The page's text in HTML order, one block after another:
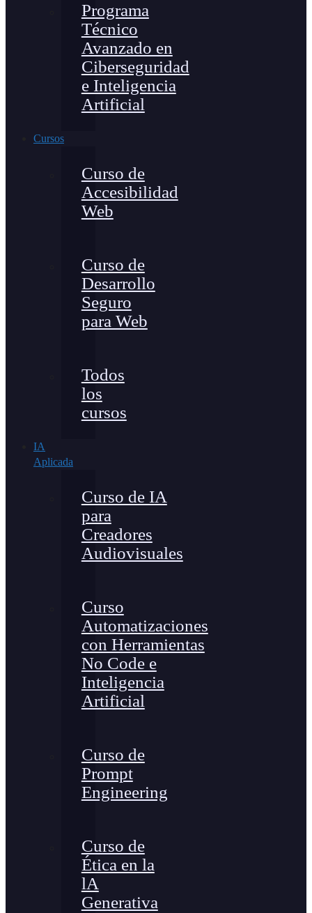
Programa
Técnico
Avanzado en
Ciberseguridad
e Inteligencia
Artificial
Cursos
Curso de
Accesibilidad
Web
Curso de
Desarrollo
Seguro
para Web
Todos
los
cursos
IA
Aplicada
Curso de IA
para
Creadores
Audiovisuales
Curso
Automatizaciones
con Herramientas
No Code e
Inteligencia
Artificial
Curso de
Prompt
Engineering
Curso de
Ética en la
lA
Generativa